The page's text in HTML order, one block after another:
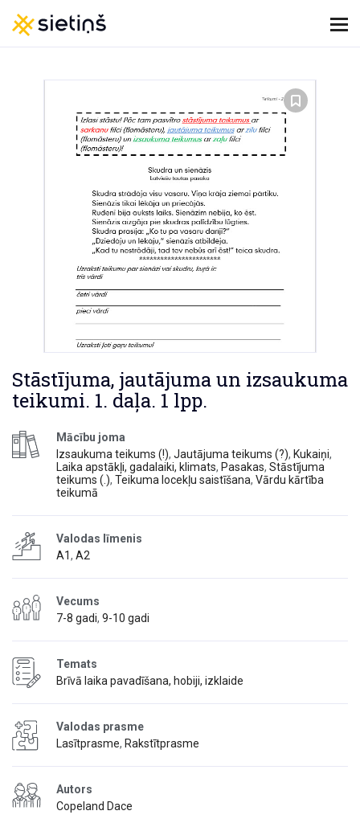
Stāstījuma, jautājuma un izsaukuma
teikumi. 1. daļa. 1 lpp.
Mācību joma
Izsaukuma teikums (!), Jautājuma teikums (?), Kukaiņi,
Laika apstākļi, gadalaiki, klimats, Pasakas, Stāstījuma
teikums (.), Teikuma locekļu saistīšana, Vārdu kārtība
teikumā
Valodas līmenis
A1, A2
Vecums
7-8 gadi, 9-10 gadi
Temats
Brīvā laika pavadīšana, hobiji, izklaide
Valodas prasme
Lasītprasme, Rakstītprasme
Autors
Copeland Dace